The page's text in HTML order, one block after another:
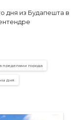
дня из Будапешта в
пределами города
дня